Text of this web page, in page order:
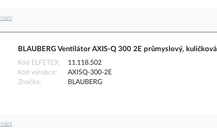
BLAUBERG Ventilátor AXIS-Q 300 2E průmyslový,
Kód ELFETEX
11.118.502
Kód výrobce
AXISQ-300-2E
Značka
BLAUBERG